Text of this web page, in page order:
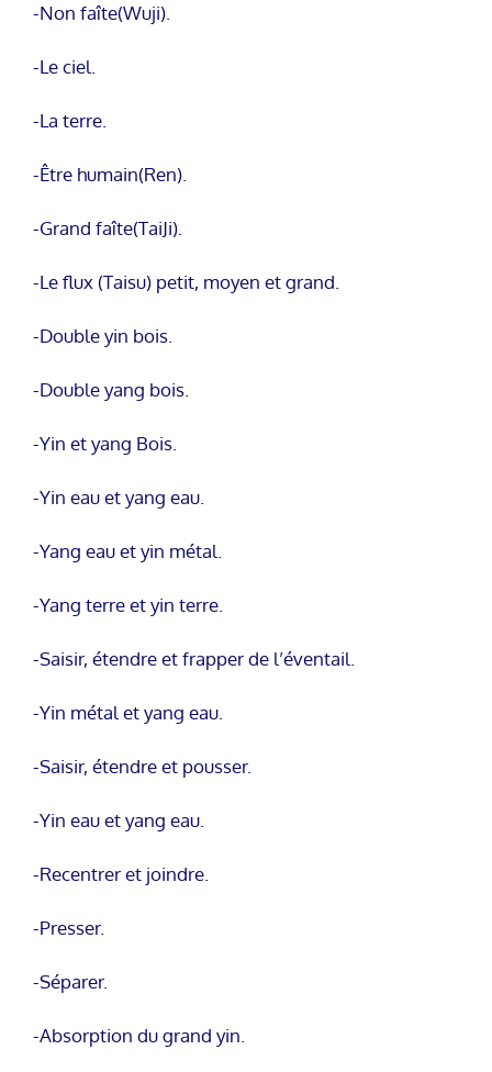
-Non faîte(Wuji).
-Le ciel.
-La terre.
-Être humain(Ren).
-Grand faîte(TaiJi).
-Le flux (Taisu) petit, moyen et grand.
-Double yin bois.
-Double yang bois.
-Yin et yang Bois.
-Yin eau et yang eau.
-Yang eau et yin métal.
-Yang terre et yin terre.
-Saisir, étendre et frapper de l’éventail.
-Yin métal et yang eau.
-Saisir, étendre et pousser.
-Yin eau et yang eau.
-Recentrer et joindre.
-Presser.
-Séparer.
-Absorption du grand yin.